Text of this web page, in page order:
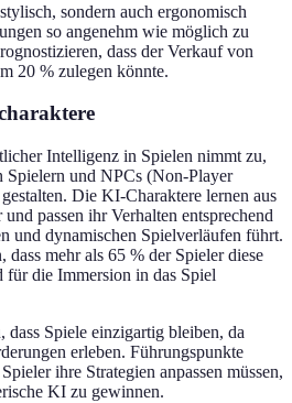
sondern auch ergonomisch
so angenehm wie möglich zu
dass der Verkauf von
20 % zulegen könnte.
Intelligenz in Spielen nimmt zu,
Spielern und NPCs (Non-Player
Die KI-Charaktere lernen aus
passen ihr Verhalten entsprechend
und dynamischen Spielverläufen führt.
mehr als 65 % der Spieler diese
für die Immersion in das Spiel
Spiele einzigartig bleiben, da
erleben. Führungspunkte
ihre Strategien anpassen müssen,
KI zu gewinnen.